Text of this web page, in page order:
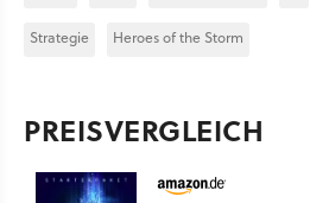
Strategie Heroes of the Storm
PREISVERGLEICH